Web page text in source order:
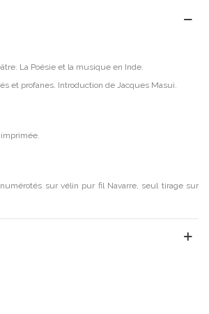
La Poésie et la musique en Inde.
et profanes. Introduction de Jacques Masui.
sur vélin pur fil Navarre, seul tirage sur